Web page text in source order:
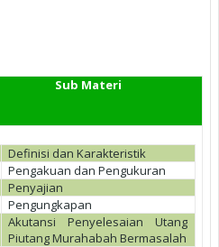
Sub Materi
Definisi dan Karakteristik
Pengakuan dan Pengukuran
Penyajian
Pengungkapan
Akutansi Penyelesaian Utang
Piutang Murahabah Bermasalah